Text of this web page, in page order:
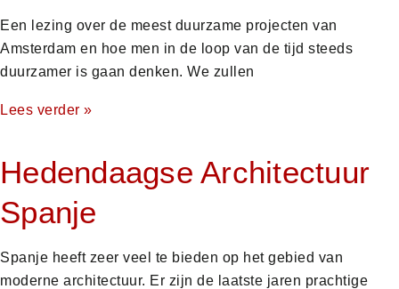
Een lezing over de meest duurzame projecten van
Amsterdam en hoe men in de loop van de tijd steeds
duurzamer is gaan denken. We zullen
Lees verder »
Hedendaagse Architectuur
Spanje
Spanje heeft zeer veel te bieden op het gebied van
moderne architectuur. Er zijn de laatste jaren prachtige